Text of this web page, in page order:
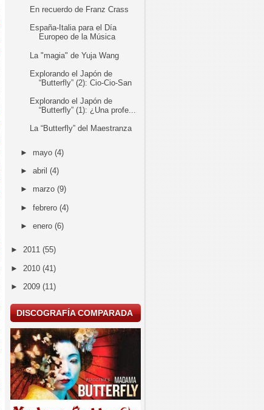
En recuerdo de Franz Crass
España-Italia para el Día
Europeo de la Música
La "magia" de Yuja Wang
Explorando el Japón de
“Butterfly” (2): Cio-Cio-San
Explorando el Japón de
“Butterfly” (1): ¿Una profe...
La “Butterfly” del Maestranza
► mayo (4)
► abril (4)
► marzo (9)
► febrero (4)
► enero (6)
► 2011 (55)
► 2010 (41)
► 2009 (11)
DISCOGRAFÍA COMPARADA